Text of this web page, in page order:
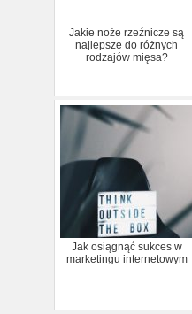
Jakie noże rzeźnicze są
najlepsze do różnych
rodzajów mięsa?
Jak osiągnąć sukces w
marketingu internetowym